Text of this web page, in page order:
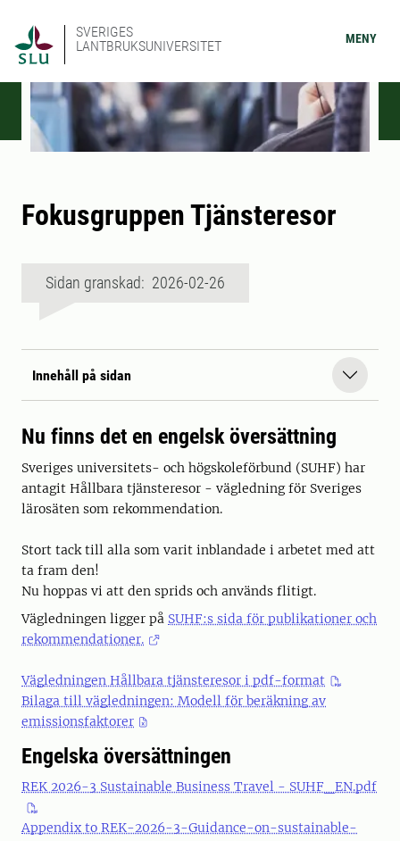
SVERIGES
LANTBRUKSUNIVERSITET
MENY
Fokusgruppen Tjänsteresor
Sidan granskad: 2026-02-26
Innehåll på sidan
Nu finns det en engelsk översättning
Sveriges universitets- och högskoleförbund (SUHF) har
antagit Hållbara tjänsteresor - vägledning för Sveriges
lärosäten som rekommendation.
Stort tack till alla som varit inblandade i arbetet med att
ta fram den!
Nu hoppas vi att den sprids och används flitigt.
Vägledningen ligger på SUHF:s sida för publikationer och
rekommendationer.
Vägledningen Hållbara tjänsteresor i pdf-format
Bilaga till vägledningen: Modell för beräkning av
emissionsfaktorer
Engelska översättningen
REK 2026-3 Sustainable Business Travel - SUHF_EN.pdf
Appendix to REK-2026-3-Guidance-on-sustainable-